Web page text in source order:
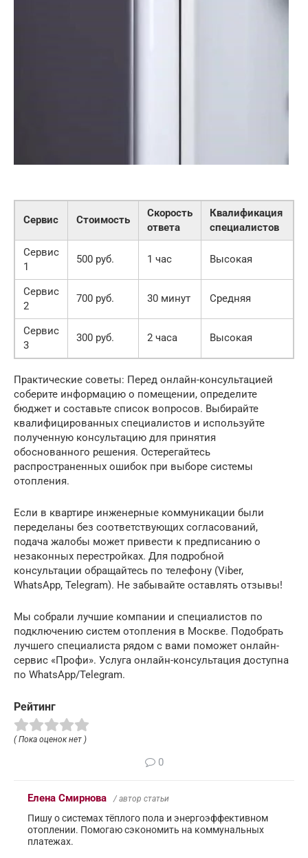
Сервис Стоимость
Скорость
ответа
Квалификация
специалистов
Сервис
1
500 руб. 1 час Высокая
Сервис
2
700 руб. 30 минут Средняя
Сервис
3
300 руб. 2 часа Высокая
Практические советы: Перед онлайн-консультацией
соберите информацию о помещении, определите
бюджет и составьте список вопросов. Выбирайте
квалифицированных специалистов и используйте
полученную консультацию для принятия
обоснованного решения. Остерегайтесь
распространенных ошибок при выборе системы
отопления.
Если в квартире инженерные коммуникации были
переделаны без соответствующих согласований,
подача жалобы может привести к предписанию о
незаконных перестройках. Для подробной
консультации обращайтесь по телефону (Viber,
WhatsApp, Telegram). Не забывайте оставлять отзывы!
Мы собрали лучшие компании и специалистов по
подключению систем отопления в Москве. Подобрать
лучшего специалиста рядом с вами поможет онлайн-
сервис «Профи». Услуга онлайн-консультация доступна
по WhatsApp/Telegram.
Рейтинг
( Пока оценок нет )
0
Елена Смирнова / автор статьи
Пишу о системах тёплого пола и энергоэффективном
отоплении. Помогаю сэкономить на коммунальных
платежах.